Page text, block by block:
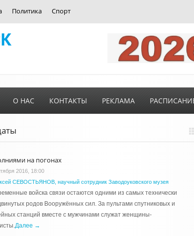
Политика Спорт
О НАС КОНТАКТЫ РЕКЛАМА
на погонах
2016, 18:00
СЕВОСТЬЯНОВ, научный сотрудник Заводоуковского музея
войска связи остаются одними из самых технически
родов Вооружённых сил. За пультами спутниковых и
станций вместе с мужчинами служат женщины-
Далее →